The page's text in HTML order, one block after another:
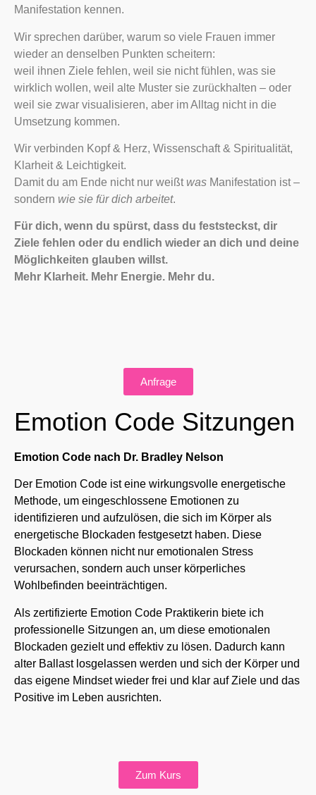
Manifestation kennen.
Wir sprechen darüber, warum so viele Frauen immer
wieder an denselben Punkten scheitern:
weil ihnen Ziele fehlen, weil sie nicht fühlen, was sie
wirklich wollen, weil alte Muster sie zurückhalten – oder
weil sie zwar visualisieren, aber im Alltag nicht in die
Umsetzung kommen.
Wir verbinden Kopf & Herz, Wissenschaft & Spiritualität,
Klarheit & Leichtigkeit.
Damit du am Ende nicht nur weißt was Manifestation ist –
sondern wie sie für dich arbeitet.
Für dich, wenn du spürst, dass du feststeckst, dir
Ziele fehlen oder du endlich wieder an dich und deine
Möglichkeiten glauben willst.
Mehr Klarheit. Mehr Energie. Mehr du.
Anfrage
Emotion Code Sitzungen
Emotion Code nach Dr. Bradley Nelson
Der Emotion Code ist eine wirkungsvolle energetische
Methode, um eingeschlossene Emotionen zu
identifizieren und aufzulösen, die sich im Körper als
energetische Blockaden festgesetzt haben. Diese
Blockaden können nicht nur emotionalen Stress
verursachen, sondern auch unser körperliches
Wohlbefinden beeinträchtigen.
Als zertifizierte Emotion Code Praktikerin biete ich
professionelle Sitzungen an, um diese emotionalen
Blockaden gezielt und effektiv zu lösen. Dadurch kann
alter Ballast losgelassen werden und sich der Körper und
das eigene Mindset wieder frei und klar auf Ziele und das
Positive im Leben ausrichten.
Zum Kurs